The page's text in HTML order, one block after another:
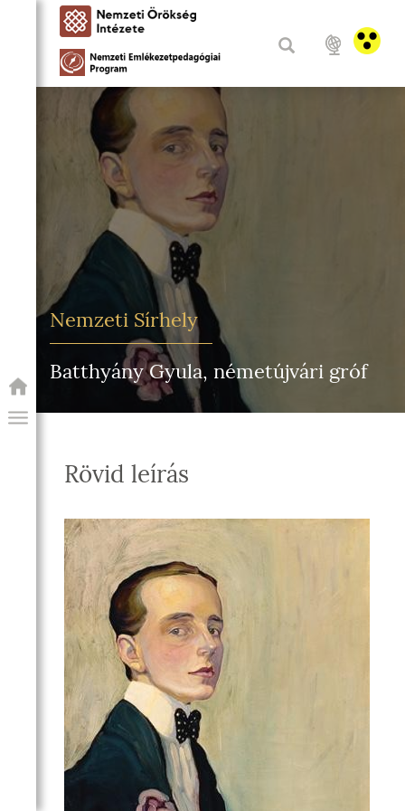
PROGRAM
Nemzeti Sírhely
Batthyány Gyula, németújvári gróf
Rövid leírás